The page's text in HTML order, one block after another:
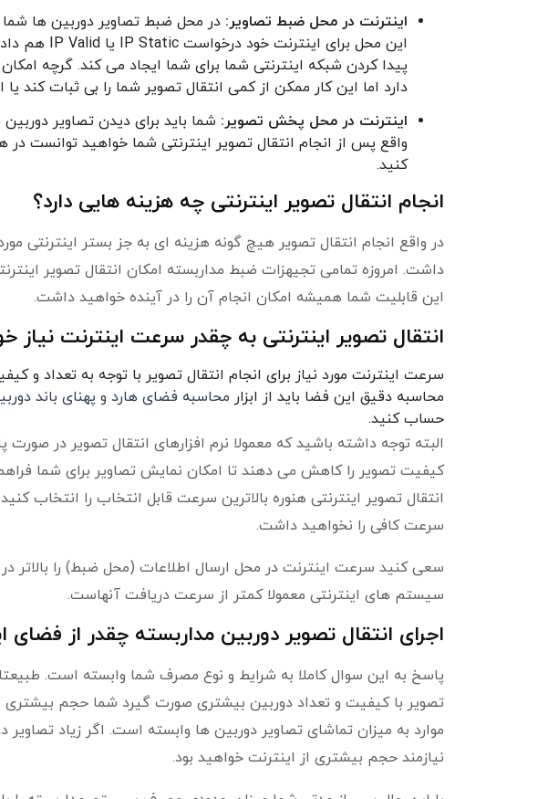
اینترنت در محل ضبط تصاویر: در محل ضبط تصاویر دوربین ها
پیدا کردن شبکه اینترنتی شما برای شما ایجاد می کند. گرچه
دارد اما این کار ممکن از کمی انتقال تصویر شما را بی ثبات کند
اینترنت در محل پخش تصویر: شما باید برای دیدن تصاویر
واقع پس از انجام انتقال تصویر اینترنتی شما خواهید توانست
کنید.
انجام انتقال تصویر اینترنتی چه هزینه هایی دارد؟
در واقع انجام انتقال تصویر هیچ گونه هزینه ای به جز بستر اینترنتی
داشت. امروزه تمامی تجیهزات ضبط مداربسته امکان انتقال تصویر
این قابلیت شما همیشه امکان انجام آن را در آینده خواهید داشت.
انتقال تصویر اینترنتی به چقدر سرعت اینترنت نیاز
سرعت اینترنت مورد نیاز برای انجام انتقال تصویر با توجه به تعداد و
محاسبه دقیق این فضا باید از ابزار محاسبه فضای هارد و پهنای باند
حساب کنید.
البته توجه داشته باشید که معمولا نرم افزارهای انتقال تصویر در
کیفیت تصویر را کاهش می دهند تا امکان نمایش تصاویر برای شما
انتقال تصویر اینترنتی هنوره بالاترین سرعت قابل انتخاب را انتخاب
سرعت کافی را نخواهید داشت.
سعی کنید سرعت اینترنت در محل ارسال اطلاعات (محل ضبط) را بالاتر
سیستم های اینترنتی معمولا کمتر از سرعت دریافت آنهاست.
اجرای انتقال تصویر دوربین مداربسته چقدر از
پاسخ به این سوال کاملا به شرایط و نوع مصرف شما وابسته است.
تصویر با کیفیت و تعداد دوربین بیشتری صورت گیرد شما حجم بیشتری
موارد به میزان تماشای تصاویر دوربین ها وابسته است. اگر زیاد تصاویر
نیازمند حجم بیشتری از اینترنت خواهید بود.